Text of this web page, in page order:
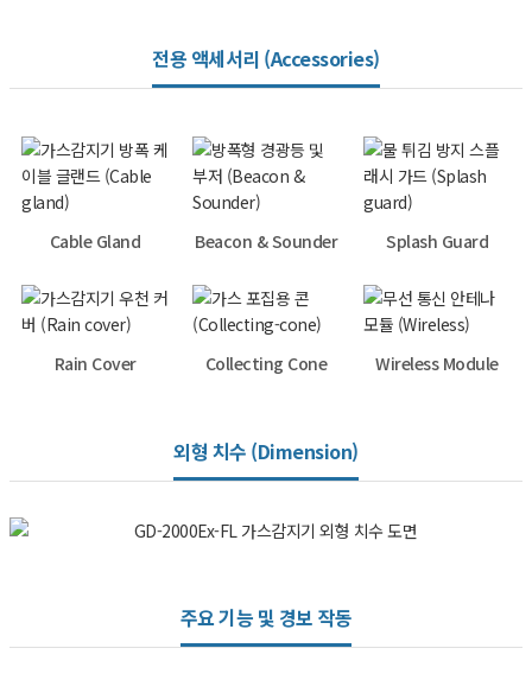
전용 액세서리 (Accessories)
Cable Gland Beacon & Sounder Splash Guard
Rain Cover Collecting Cone Wireless Module
외형 치수 (Dimension)
주요 기능 및 경보 작동